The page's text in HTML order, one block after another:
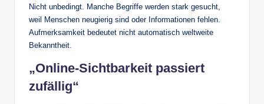
Nicht unbedingt. Manche Begriffe werden stark gesucht,
weil Menschen neugierig sind oder Informationen fehlen.
Aufmerksamkeit bedeutet nicht automatisch weltweite
Bekanntheit.
„Online-Sichtbarkeit passiert
zufällig“